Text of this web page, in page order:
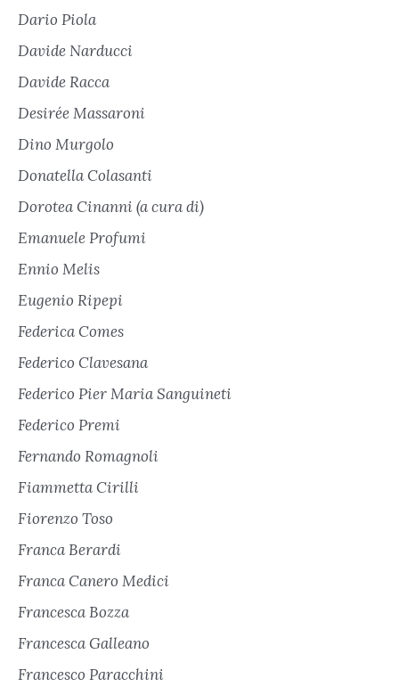
Dario Piola
Davide Narducci
Davide Racca
Desirée Massaroni
Dino Murgolo
Donatella Colasanti
Dorotea Cinanni (a cura di)
Emanuele Profumi
Ennio Melis
Eugenio Ripepi
Federica Comes
Federico Clavesana
Federico Pier Maria Sanguineti
Federico Premi
Fernando Romagnoli
Fiammetta Cirilli
Fiorenzo Toso
Franca Berardi
Franca Canero Medici
Francesca Bozza
Francesca Galleano
Francesco Paracchini